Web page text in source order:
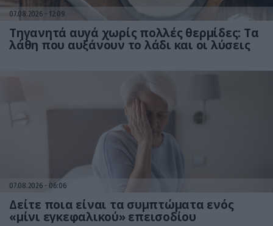
07.08.2026 12:09
Τηγανητά αυγά χωρίς πολλές θερμίδες: Τα
λάθη που αυξάνουν το λάδι και οι λύσεις
07.08.2026 06:06
Δείτε ποια είναι τα συμπτώματα ενός
«μίνι εγκεφαλικού» επεισοδίου